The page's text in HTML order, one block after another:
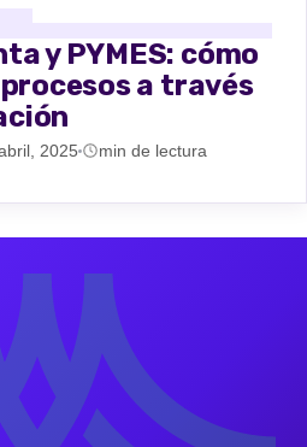
y PYMES: cómo
a través
2025 min de lectura